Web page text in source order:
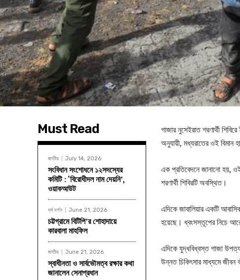
Must Read
জাতীয় July 14, 2026
সংবিধান সংশোধনে ১২সদস্যের
কমিটি : ‘বিরোধীদল নাম দেয়নি’,
ওয়াকআউট
ধর্ম দর্শন June 21, 2026
চট্টগ্রামে বিটিপি’র শোহাদায়ে
কারবালা মাহফিল
জাতীয় June 21, 2026
স্বাধীনতা ও সার্বভৌমত্ব রক্ষার কথা
জানালেন সেনাপ্রধান
গাজার নুসেইরাত শরণার্থী
অনুযায়ী, মধ্যরাতের ওই বিমান
এক প্রতিবেদনে জানানো হয়,
শরণার্থী শিবিরটি অবস্থিত।
এদিকে জাবালিয়ার একটি
হয়েছে। ধ্বংসস্তূপের নিচে
এদিকে যুদ্ধবিধ্বস্ত গাজা
উন্নত চিকিৎসার মাধ্যমে